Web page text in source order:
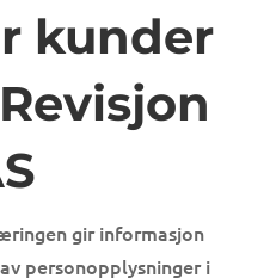
kunder
gir informasjon
personopplysninger i